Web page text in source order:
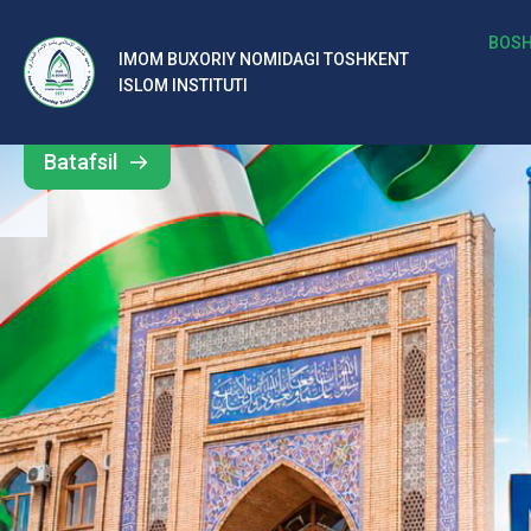
IMOM BUXORIY NOMIDAGI TOSHKENT
ISLOM INSTITUTI
b
al
ar
o‘
rt
a
si
d
Barcha
yangiliklar
Batafsil